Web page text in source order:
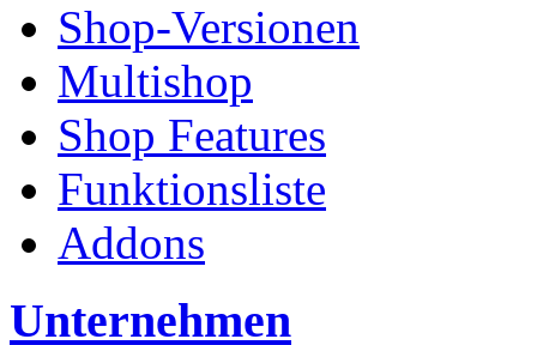
Shop-Versionen
Multishop
Shop Features
Funktionsliste
Addons
Unternehmen